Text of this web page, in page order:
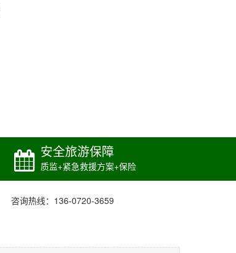
安全旅游保障
质监+紧急救援方案+保险
咨询热线：136-0720-3659